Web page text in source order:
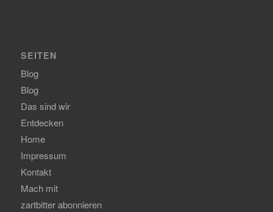
SEITEN
Blog
Blog
Das sind wir
Entdecken
Home
Impressum
Kontakt
Mach mit
zartbitter abonnieren